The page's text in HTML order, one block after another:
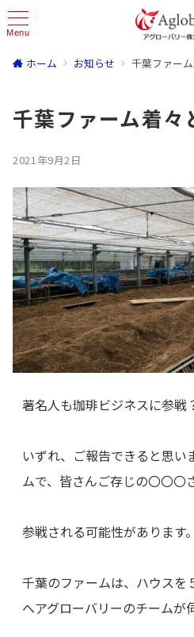
Menu
ホーム お知らせ 千葉ファー
千葉ファーム着々
2021年9月2日
著名人も珈琲ビジネスに参戦
いずれ、ご報告できると思い
ムで、皆さんご存じの〇〇〇
参戦される可能性があります。
千葉のファームは、ハウスを
へアグローバリーのチームが